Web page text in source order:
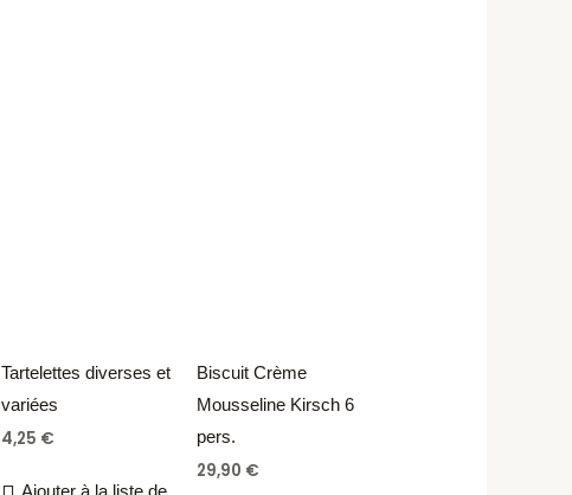
Tartelettes diverses et
variées
4,25 €
Ajouter à la liste de
Biscuit Crème
Mousseline Kirsch 6
pers.
29,90 €